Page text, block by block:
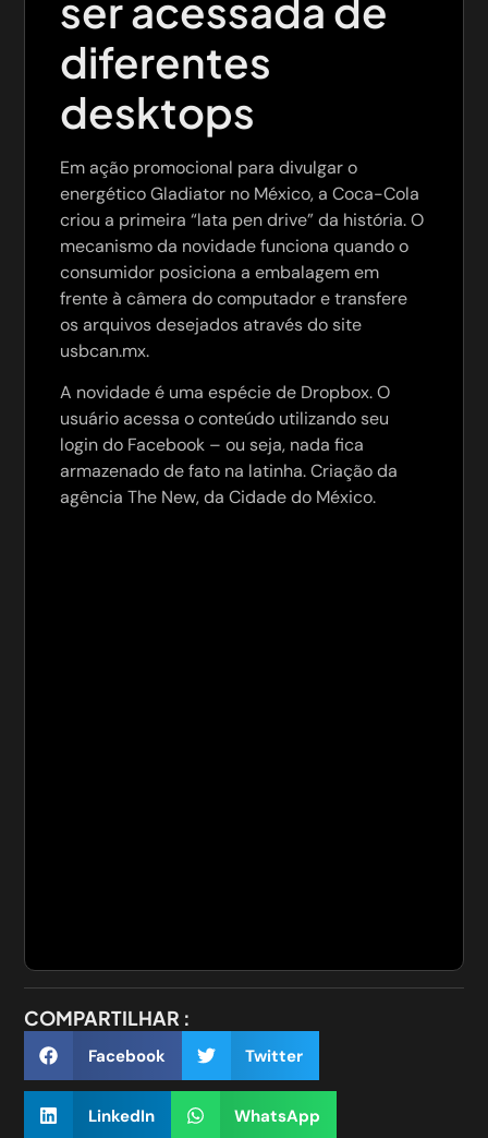
ser acessada de
diferentes
desktops
Em ação promocional para divulgar o
energético Gladiator no México, a Coca-Cola
criou a primeira “lata pen drive” da história. O
mecanismo da novidade funciona quando o
consumidor posiciona a embalagem em
frente à câmera do computador e transfere
os arquivos desejados através do site
usbcan.mx.
A novidade é uma espécie de Dropbox. O
usuário acessa o conteúdo utilizando seu
login do Facebook – ou seja, nada fica
armazenado de fato na latinha. Criação da
agência The New, da Cidade do México.
COMPARTILHAR :
Facebook Twitter
LinkedIn WhatsApp